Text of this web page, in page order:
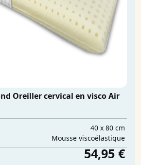
Oreiller cervical en visco Air
40 x 80 cm
Mousse viscoélastique
54,95 €